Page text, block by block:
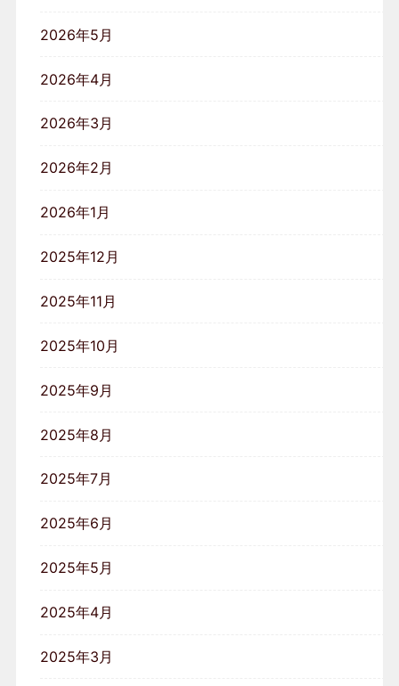
2026年5月
2026年4月
2026年3月
2026年2月
2026年1月
2025年12月
2025年11月
2025年10月
2025年9月
2025年8月
2025年7月
2025年6月
2025年5月
2025年4月
2025年3月